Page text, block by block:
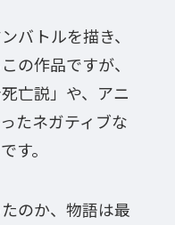
バトルを描き、
の作品ですが、
亡説」や、アニ
たネガティブな
す。
のか、物語は最